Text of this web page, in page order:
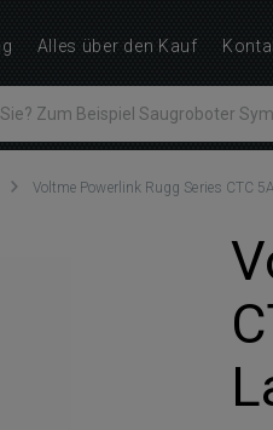
Voltme Powerlink Rugg Series CTC
Alles über den Kauf